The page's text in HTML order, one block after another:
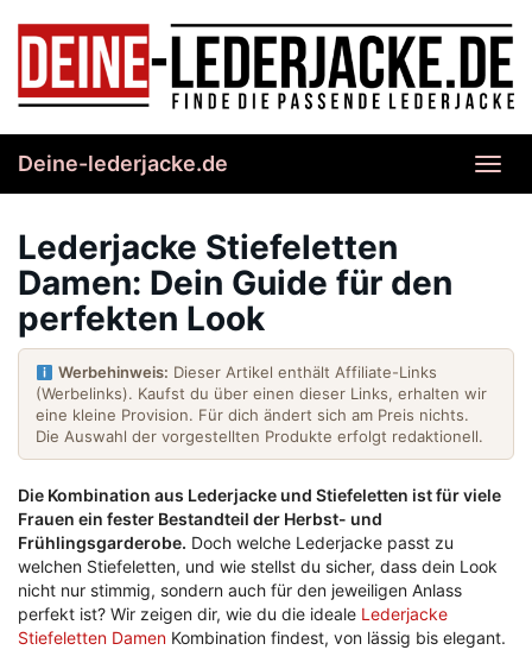
content
Deine-lederjacke.de
Lederjacke Stiefeletten
Damen: Dein Guide für den
perfekten Look
Werbehinweis: Dieser Artikel enthält Affiliate-Links
(Werbelinks). Kaufst du über einen dieser Links, erhalten wir
eine kleine Provision. Für dich ändert sich am Preis nichts.
Die Auswahl der vorgestellten Produkte erfolgt redaktionell.
Die Kombination aus Lederjacke und Stiefeletten ist für viele
Frauen ein fester Bestandteil der Herbst- und
Frühlingsgarderobe. Doch welche Lederjacke passt zu
welchen Stiefeletten, und wie stellst du sicher, dass dein Look
nicht nur stimmig, sondern auch für den jeweiligen Anlass
perfekt ist? Wir zeigen dir, wie du die ideale Lederjacke
Stiefeletten Damen Kombination findest, von lässig bis elegant.